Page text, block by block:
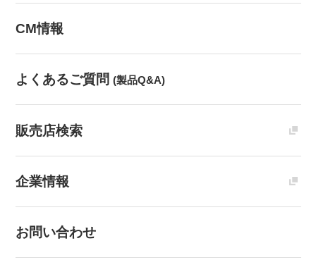
CM情報
よくあるご質問 (製品Q&A)
販売店検索
企業情報
お問い合わせ